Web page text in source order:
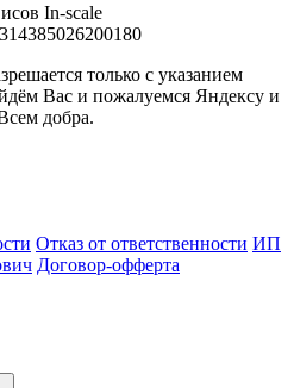
In-scale
только с указанием
Вас и пожалуемся Яндексу и
добра.
Отказ от ответственности ИП
Договор-офферта